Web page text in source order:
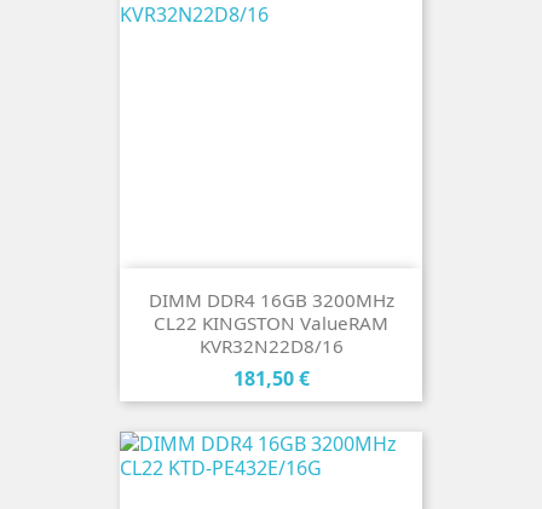
DIMM DDR4 16GB 3200MHz
CL22 KINGSTON ValueRAM
KVR32N22D8/16
Cena
181,50 €